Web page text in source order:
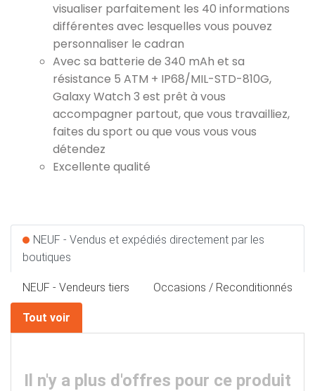
visualiser parfaitement les 40 informations
différentes avec lesquelles vous pouvez
personnaliser le cadran
Avec sa batterie de 340 mAh et sa
résistance 5 ATM + IP68/MIL-STD-810G,
Galaxy Watch 3 est prêt à vous
accompagner partout, que vous travailliez,
faites du sport ou que vous vous vous
détendez
Excellente qualité
NEUF - Vendus et expédiés directement par les
boutiques
NEUF - Vendeurs tiers Occasions / Reconditionnés
Tout voir
Il n'y a plus d'offres pour ce produit